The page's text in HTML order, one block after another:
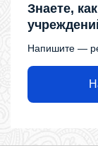
Знаете,
Напишите —